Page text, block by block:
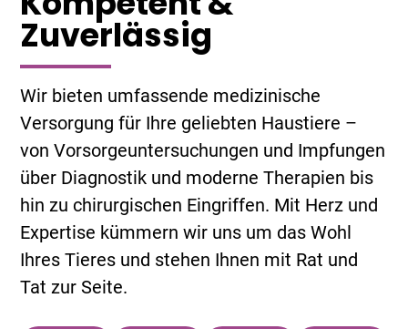
Zuverlässig
Wir bieten umfassende medizinische
Versorgung für Ihre geliebten Haustiere –
von Vorsorgeuntersuchungen und Impfungen
über Diagnostik und moderne Therapien bis
hin zu chirurgischen Eingriffen. Mit Herz und
Expertise kümmern wir uns um das Wohl
Ihres Tieres und stehen Ihnen mit Rat und
Tat zur Seite.